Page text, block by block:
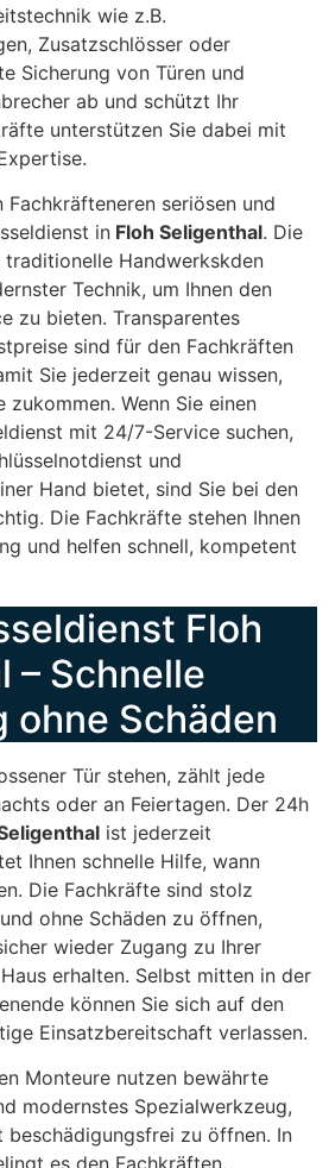
wie z.B.
Zusatzschlösser oder
Sicherung von Türen und
ab und schützt Ihr
unterstützen Sie dabei mit
Fachkräfteneren seriösen und
in Floh Seligenthal. Die
Handwerkskden
Technik, um Ihnen den
zu bieten. Transparentes
sind für den Fachkräften
Sie jederzeit genau wissen,
zukommen. Wenn Sie einen
mit 24/7-Service suchen,
und
Hand bietet, sind Sie bei den
Die Fachkräfte stehen Ihnen
und helfen schnell, kompetent
Floh
– Schnelle
ohne Schäden
Tür stehen, zählt jede
oder an Feiertagen. Der 24h
ist jederzeit
Ihnen schnelle Hilfe, wann
Die Fachkräfte sind stolz
ohne Schäden zu öffnen,
wieder Zugang zu Ihrer
erhalten. Selbst mitten in der
können Sie sich auf den
Einsatzbereitschaft verlassen.
Monteure nutzen bewährte
modernstes Spezialwerkzeug,
beschädigungsfrei zu öffnen. In